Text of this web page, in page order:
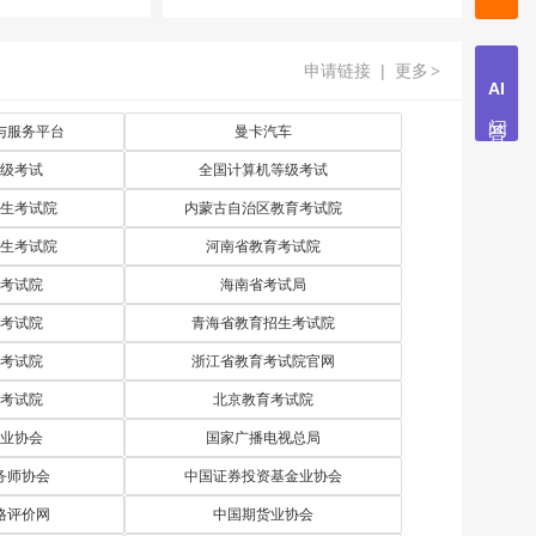
申请链接 | 更多 >
服务平台 曼卡汽车
考试 全国计算机等级考试
考试院 内蒙古自治区教育考试院
考试院 河南省教育考试院
试院 海南省考试局
试院 青海省教育招生考试院
试院 浙江省教育考试院官网
试院 北京教育考试院
协会 国家广播电视总局
师协会 中国证券投资基金业协会
评价网 中国期货业协会